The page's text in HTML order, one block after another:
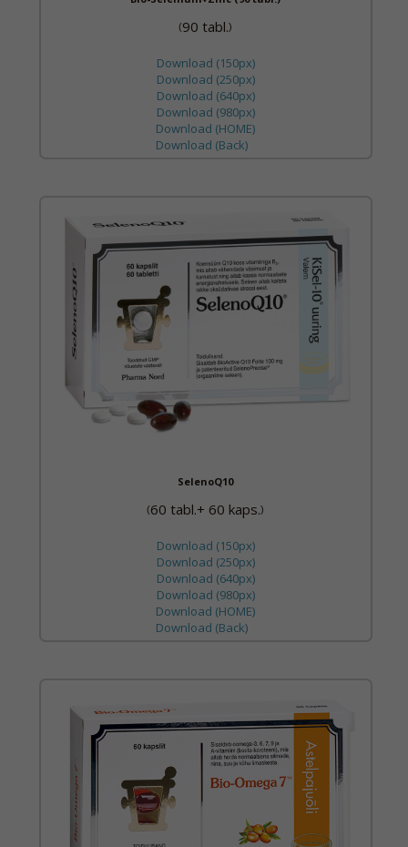
(90 tabl.)
Download (150px)
Download (250px)
Download (640px)
Download (980px)
Download (HOME)
Download (Back)
SelenoQ10
(60 tabl.+ 60 kaps.)
Download (150px)
Download (250px)
Download (640px)
Download (980px)
Download (HOME)
Download (Back)